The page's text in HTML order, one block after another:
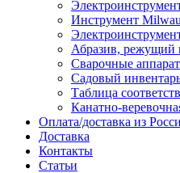
Инструмент
Абразив, режущий
Сварочные
Садовый
Таблица
Канатно-
Оплата/доставка из
Доставка
Контакты
Статьи